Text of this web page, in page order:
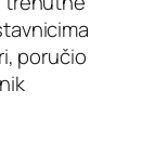
poručio